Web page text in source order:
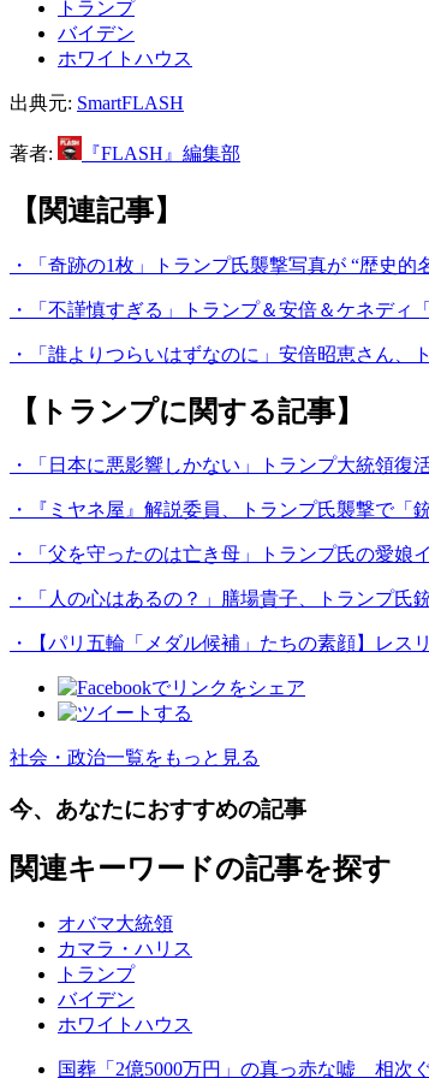
トランプ
バイデン
ホワイトハウス
出典元: SmartFLASH
著者: 『FLASH』編集部
【関連記事】
・「奇跡の1枚」トランプ氏襲撃写真が “歴史
・「不謹慎すぎる」トランプ＆安倍＆ケネディ
・「誰よりつらいはずなのに」安倍昭恵さん、
【トランプに関する記事】
・「日本に悪影響しかない」トランプ大統領
・『ミヤネ屋』解説委員、トランプ氏襲撃で
・「父を守ったのは亡き母」トランプ氏の愛
・「人の心はあるの？」膳場貴子、トランプ
・【パリ五輪「メダル候補」たちの素顔】レ
社会・政治一覧をもっと見る
今、あなたにおすすめの記事
関連キーワードの記事を探す
オバマ大統領
カマラ・ハリス
トランプ
バイデン
ホワイトハウス
国葬「2億5000万円」の真っ赤な嘘 相次